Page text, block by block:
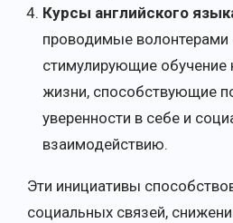
Курсы английского
проводимые волонтерами
стимулирующие обучение
жизни, способствующие
уверенности в себе и
взаимодействию.
Эти инициативы
социальных связей,